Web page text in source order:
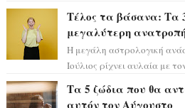
Τέλος τα βάσανα: Τα
μεγαλύτερη
Η μεγάλη αστρολογική
Ιούλιος ρίχνει αυλαία με
Τα 5 ζώδια που θα
αυτόν τον Αύγουστο